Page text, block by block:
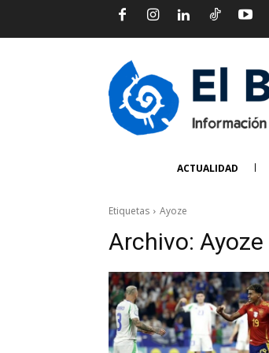
ACTUALIDAD
Etiquetas Ayoze
Archivo: Ayoze